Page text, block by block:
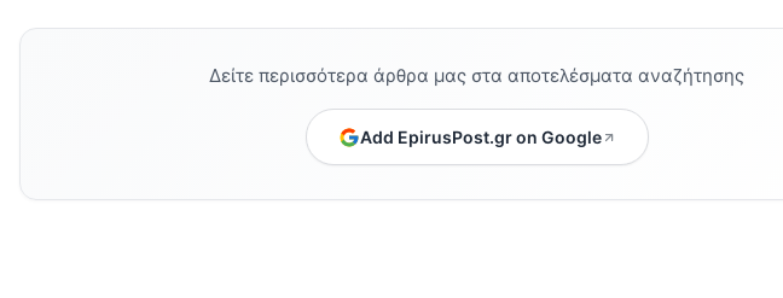
Δείτε περισσότερα άρθρα μας στα αποτελέσματα αναζήτησης
Add EpirusPost.gr on Google